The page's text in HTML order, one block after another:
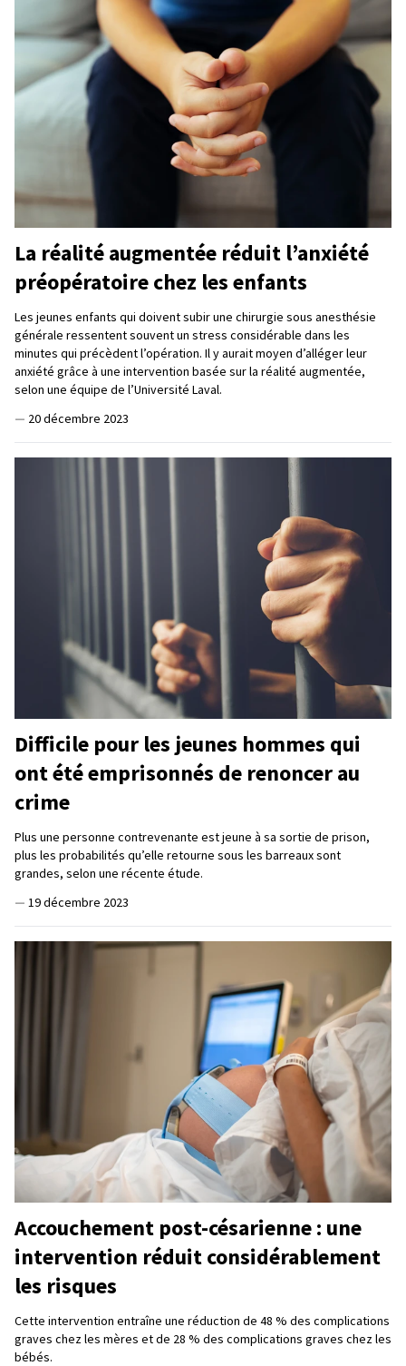
La réalité augmentée réduit l’anxiété
préopératoire chez les enfants
Les jeunes enfants qui doivent subir une chirurgie sous anesthésie
générale ressentent souvent un stress considérable dans les
minutes qui précèdent l’opération. Il y aurait moyen d’alléger leur
anxiété grâce à une intervention basée sur la réalité augmentée,
selon une équipe de l’Université Laval.
— 20 décembre 2023
Difficile pour les jeunes hommes qui
ont été emprisonnés de renoncer au
crime
Plus une personne contrevenante est jeune à sa sortie de prison,
plus les probabilités qu’elle retourne sous les barreaux sont
grandes, selon une récente étude.
— 19 décembre 2023
Accouchement post-césarienne : une
intervention réduit considérablement
les risques
Cette intervention entraîne une réduction de 48 % des complications
graves chez les mères et de 28 % des complications graves chez les
bébés.